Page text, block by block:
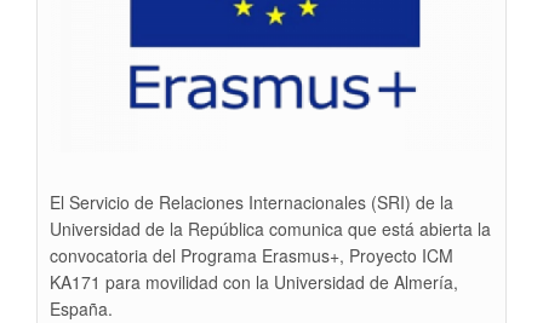
El Servicio de Relaciones Internacionales (SRI) de la
Universidad de la República comunica que está abierta la
convocatoria del Programa Erasmus+, Proyecto ICM
KA171 para movilidad con la Universidad de Almería,
España.